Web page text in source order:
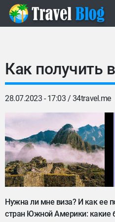
Как получить
28.07.2023 - 17:03 / 34travel.me
Нужна ли мне виза? И как ее
стран Южной Америки: какие